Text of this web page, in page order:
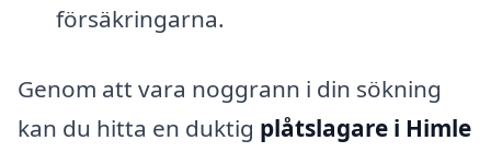
försäkringarna.
Genom att vara noggrann i din sökning
kan du hitta en duktig plåtslagare i Himle